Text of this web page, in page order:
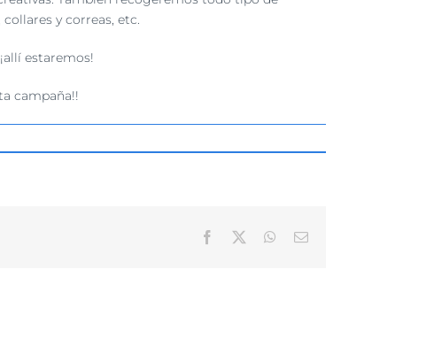
y correas, etc.
estaremos!
campaña!!
Facebook WhatsApp
Correo